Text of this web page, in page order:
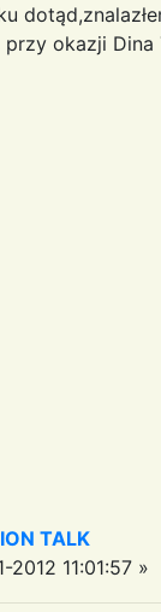
okazji Dina
TALK
2012 11:01:57 »